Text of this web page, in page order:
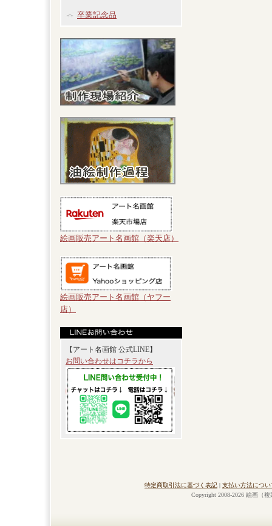
卒業記念品
絵画販売アート名画館（楽天店）
絵画販売アート名画館（ヤフー
店）
【アート名画館 公式LINE】
お問い合わせはコチラから
特定商取引法に基づく表記 | 支払い方法につい
Copyright 2008-2026 絵画（